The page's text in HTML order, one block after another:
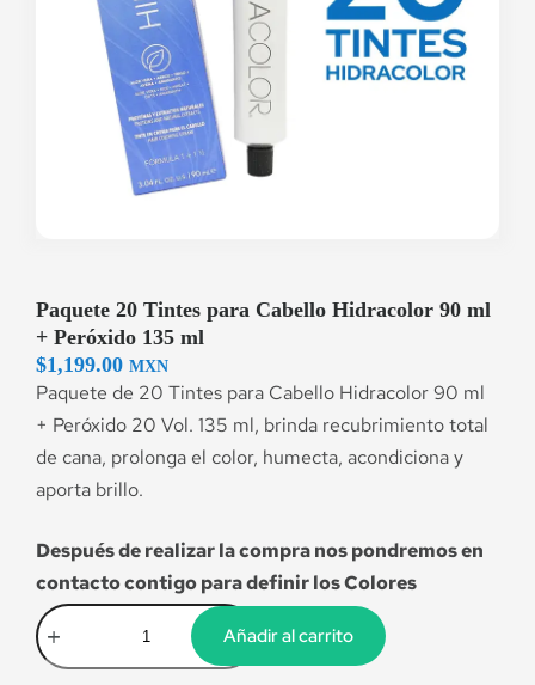
Paquete 20 Tintes para Cabello Hidracolor 90 ml
+ Peróxido 135 ml
$1,199.00 MXN
Paquete de 20 Tintes para Cabello Hidracolor 90 ml
+ Peróxido 20 Vol. 135 ml, brinda recubrimiento total
de cana, prolonga el color, humecta, acondiciona y
aporta brillo.
Después de realizar la compra nos pondremos en
contacto contigo para definir los Colores
Añadir al carrito